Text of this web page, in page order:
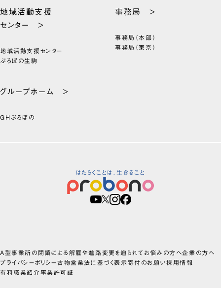
地域活動支援
センター >
地域活動支援センター
ぷろぼの生駒
事務局 >
事務局（本部）
事務局（東京）
グループホーム >
GHぷろぼの
はたらくことは、生きること
A型事業所の閉鎖による解雇や進路変更を迫られてお悩みの方へ企業の方へ
プライバシーポリシー古物営業法に基づく表示寄付のお願い採用情報
有料職業紹介事業許可証